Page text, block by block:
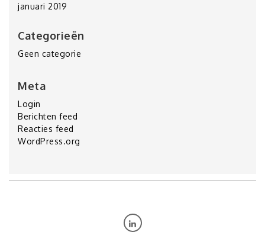
januari 2019
Categorieën
Geen categorie
Meta
Login
Berichten feed
Reacties feed
WordPress.org